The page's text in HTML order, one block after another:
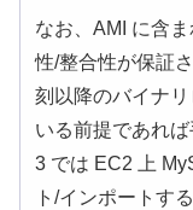
なお、AMI に含
性/整合性が保証
刻以降のバイナ
いる前提であれ
3 では EC2 上
ト/インポートす